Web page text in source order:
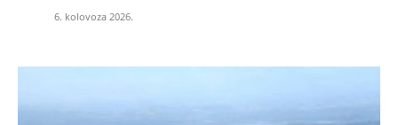
6. kolovoza 2026.